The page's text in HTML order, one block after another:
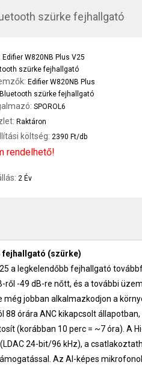
szürke fejhallgató
Edifier W820NB Plus V25
szürke fejhallgató
Edifier W820NB Plus
szürke fejhallgató
SPOROL6
Raktáron
költség: 2390 Ft/db
rendelhető!
2 Év
fejhallgató (szürke)
a legkelendőbb fejhallgató
ről -49 dB-re nőtt, és a további
még jobban alkalmazkodjon a
88 órára ANC kikapcsolt
(korábban 10 perc = ~7 óra). A
24-bit/96 kHz), a
Az AI-képes